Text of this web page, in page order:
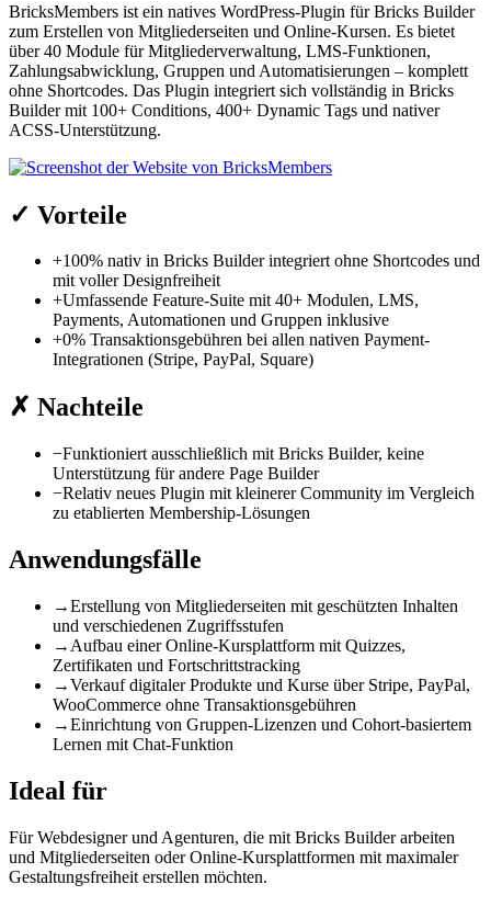
BricksMembers ist ein natives WordPress-Plugin für Bricks Builder
zum Erstellen von Mitgliederseiten und Online-Kursen. Es bietet
über 40 Module für Mitgliederverwaltung, LMS-Funktionen,
Zahlungsabwicklung, Gruppen und Automatisierungen – komplett
ohne Shortcodes. Das Plugin integriert sich vollständig in Bricks
Builder mit 100+ Conditions, 400+ Dynamic Tags und nativer
ACSS-Unterstützung.
✓ Vorteile
+100% nativ in Bricks Builder integriert ohne Shortcodes und
mit voller Designfreiheit
+Umfassende Feature-Suite mit 40+ Modulen, LMS,
Payments, Automationen und Gruppen inklusive
+0% Transaktionsgebühren bei allen nativen Payment-
Integrationen (Stripe, PayPal, Square)
✗ Nachteile
−Funktioniert ausschließlich mit Bricks Builder, keine
Unterstützung für andere Page Builder
−Relativ neues Plugin mit kleinerer Community im Vergleich
zu etablierten Membership-Lösungen
Anwendungsfälle
→Erstellung von Mitgliederseiten mit geschützten Inhalten
und verschiedenen Zugriffsstufen
→ Aufbau einer Online-Kursplattform mit Quizzes,
Zertifikaten und Fortschrittstracking
→Verkauf digitaler Produkte und Kurse über Stripe, PayPal,
WooCommerce ohne Transaktionsgebühren
→Einrichtung von Gruppen-Lizenzen und Cohort-basiertem
Lernen mit Chat-Funktion
Ideal für
Für Webdesigner und Agenturen, die mit Bricks Builder arbeiten
und Mitgliederseiten oder Online-Kursplattformen mit maximaler
Gestaltungsfreiheit erstellen möchten.